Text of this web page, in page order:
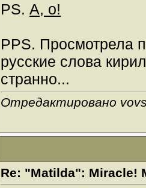
PS. А, о!
PPS. Просмотрела
русские слова
странно...
Отредактировано
Re: "Matilda": Miracle!